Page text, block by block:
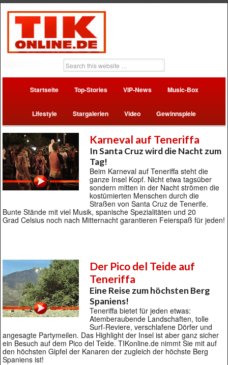
Startseite Top-Stories VIP-News Music-Box
Lifestyle Stargalerien Video Gewinnspiele
Karneval auf Teneriffa
In Santa Cruz wird die Nacht zum
Tag!
Beim Karneval auf Teneriffa steht die
ganze Insel Kopf. Nicht etwa tagsüber
sondern mitten in der Nacht strömen die
kostümierten Menschen durch die
Straßen von Santa Cruz de Tenerife.
Bunte Stände mit viel Musik, spanische Spezialitäten und 20
Grad Celsius noch nach Mitternacht garantieren Feierspaß für jeden!
Der Pico del Teide auf
Teneriffa
Eine Reise zum höchsten Berg
Spaniens!
Teneriffa bietet für jeden etwas:
Atemberaubende Landschaften, tolle
Surf-Reviere, verschlafene Dörfer und
angesagte Partymeilen. Das Highlight der Insel ist aber ganz sicher
ein Besuch auf dem Pico del Teide. TIKonline.de nimmt Sie mit auf
den höchsten Gipfel der Kanaren der zugleich der höchste Berg
Spaniens ist!